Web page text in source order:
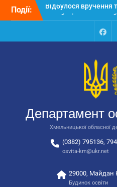
Перейти
Події:
Відбулося засідання
колегії
освіти та науки
державної
відповідальних за
національно-
автобусів для потреб
закладів освіти
Департамент
Хмельницької обласної
(0382) 795136,
osvita-km@ukr.net
29000, Майдан
Будинок освіти